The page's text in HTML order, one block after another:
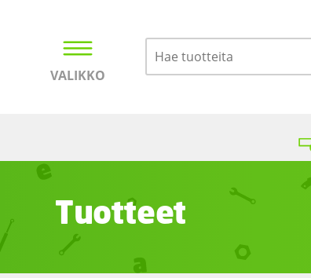
VALIKKO
Tuotteet